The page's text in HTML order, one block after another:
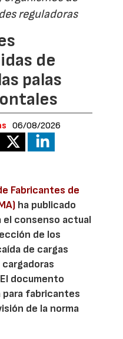
reguladoras
de
palas
06/08/2026
Fabricantes de
ha publicado
el consenso actual
de los
de cargas
documento
fabricantes
de la norma